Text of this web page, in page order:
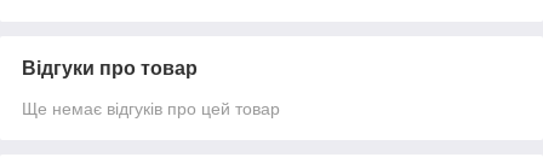
Відгуки про товар
Ще немає відгуків про цей товар